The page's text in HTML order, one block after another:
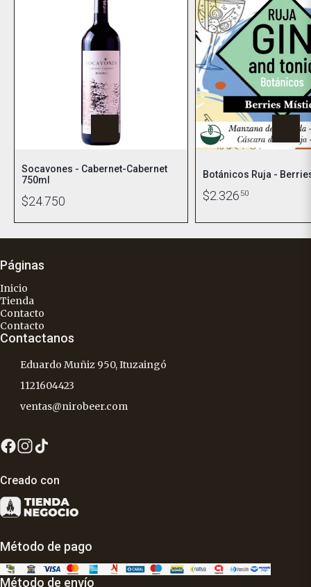
Socavones - Cabernet-Cabernet
750ml
$24.750
Botánicos Ruja -
$2.326 50
Páginas
Inicio
Tienda
Contacto
Contacto
Contactanos
Eduardo Muñiz 950, Ituzaingó
1121604423
ventas@nirobeer.com
Creado con
Método de pago
Método de envío